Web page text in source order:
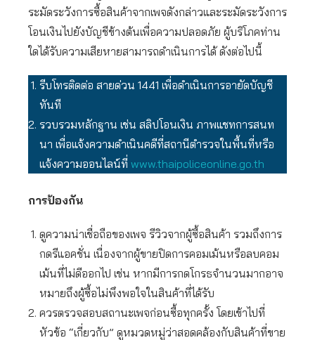
ระมัดระวังการซื้อสินค้าจากเพจดังกล่าวและระมัดระวังการ
โอนเงินไปยังบัญชีข้างต้นเพื่อความปลอดภัย ผู้บริโภคท่าน
ใดได้รับความเสียหายสามารถดำเนินการได้ ดังต่อไปนี้
รีบโทรติดต่อ สายด่วน 1441 เพื่อดำเนินการอายัดบัญชี
ทันที
รวบรวมหลักฐาน เช่น สลิปโอนเงิน ภาพแชทการสนท
นา เพื่อแจ้งความดำเนินคดีที่สถานีตำรวจในพื้นที่หรือ
แจ้งความออนไลน์ที่ www.thaipoliceonline.go.th
การป้องกัน
ดูความน่าเชื่อถือของเพจ รีวิวจากผู้ซื้อสินค้า รวมถึงการ
กดรีแอคชั่น เนื่องจากผู้ขายปิดการคอมเม้นหรือลบคอม
เม้นที่ไม่ดีออกไป เช่น หากมีการกดโกรธจำนวนมากอาจ
หมายถึงผู้ซื้อไม่พึงพอใจในสินค้าที่ได้รับ
ควรตรวจสอบสถานะเพจก่อนซื้อทุกครั้ง โดยเข้าไปที่
หัวข้อ “เกี่ยวกับ” ดูหมวดหมู่ว่าสอดคล้องกับสินค้าที่ขาย